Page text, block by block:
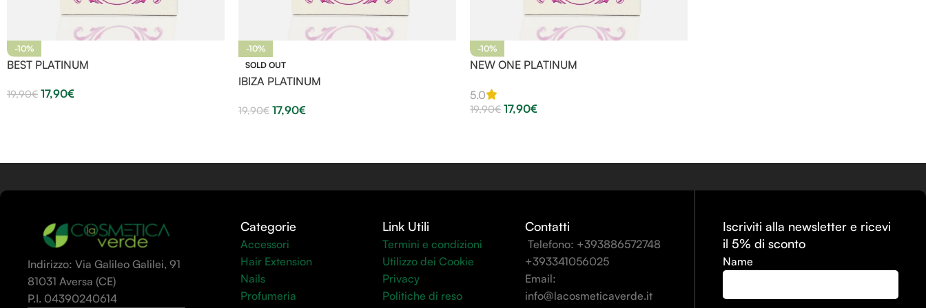
-10%
BEST PLATINUM
19,90€ 17,90€
-10%
SOLD OUT
IBIZA PLATINUM
19,90€ 17,90€
-10%
NEW ONE PLATINUM
5.0
19,90€ 17,90€
Indirizzo: Via Galileo Galilei, 91
81031 Aversa (CE)
P.I. 04390240614
Categorie
Accessori
Hair Extension
Nails
Profumeria
Link Utili
Termini e condizioni
Utilizzo dei Cookie
Privacy
Politiche di reso
Contatti
Telefono: +393886572748
+393341056025
Email:
info@lacosmeticaverde.it
Iscriviti alla newsletter e ricevi
il 5% di sconto
Name